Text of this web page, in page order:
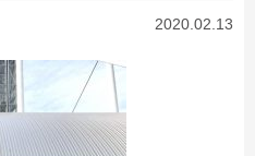
2020.02.13